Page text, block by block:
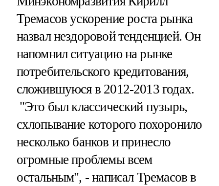
Тремасов ускорение роста рынка
назвал нездоровой тенденцией. Он
напомнил ситуацию на рынке
потребительского кредитования,
сложившуюся в 2012-2013 годах.
"Это был классический пузырь,
схлопывание которого похоронило
несколько банков и принесло
огромные проблемы всем
остальным", - написал Тремасов в